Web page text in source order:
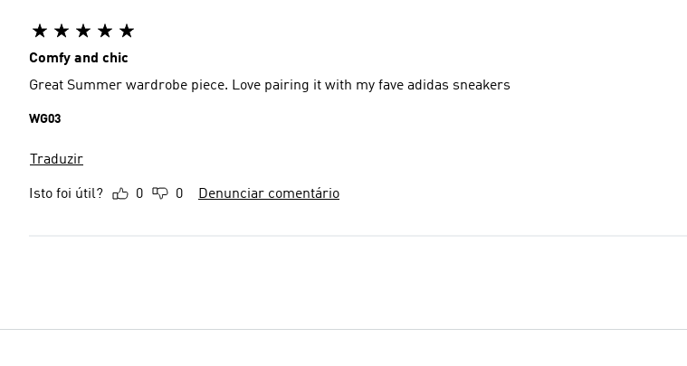
Comfy and chic
Great Summer wardrobe piece. Love pairing it with my fave adidas sneakers
WG03
Traduzir
Isto foi útil? 0 0 Denunciar comentário